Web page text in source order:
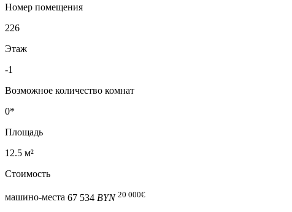
Номер помещения
226
Этаж
-1
Возможное количество комнат
0*
Площадь
12.5 м²
Стоимость
машино-места 67 534 BYN 20 000€